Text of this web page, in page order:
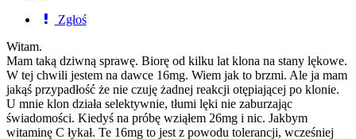
Zgłoś
Witam.
Mam taką dziwną sprawę. Biorę od kilku lat klona na stany lękowe.
W tej chwili jestem na dawce 16mg. Wiem jak to brzmi. Ale ja mam
jakąś przypadłość że nie czuję żadnej reakcji otępiającej po klonie.
U mnie klon działa selektywnie, tłumi lęki nie zaburzając
świadomości. Kiedyś na próbę wziąłem 26mg i nic. Jakbym
witaminę C łykał. Te 16mg to jest z powodu tolerancji, wcześniej